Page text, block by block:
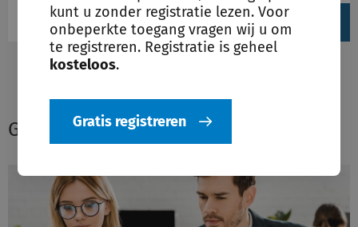
kunt u zonder registratie lezen. Voor
onbeperkte toegang vragen wij u om
te registreren. Registratie is geheel
kosteloos.
Gratis registreren
Gerelateerde opinies